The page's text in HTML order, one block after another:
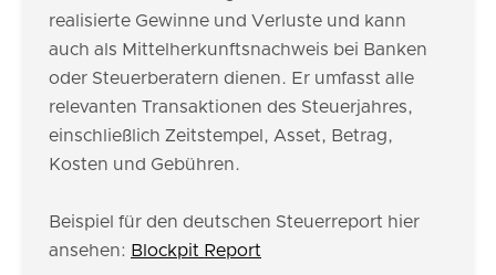
realisierte Gewinne und Verluste und kann
auch als Mittelherkunftsnachweis bei Banken
oder Steuerberatern dienen. Er umfasst alle
relevanten Transaktionen des Steuerjahres,
einschließlich Zeitstempel, Asset, Betrag,
Kosten und Gebühren.
Beispiel für den deutschen Steuerreport hier
ansehen: Blockpit Report